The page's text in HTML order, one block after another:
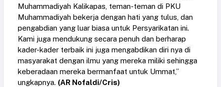
Muhammadiyah Kalikapas, teman-teman di PKU
Muhammadiyah bekerja dengan hati yang tulus, dan
pengabdian yang luar biasa untuk Persyarikatan ini.
Kami juga mendukung secara penuh dan berharap
kader-kader terbaik ini juga mengabdikan diri nya di
masyarakat dengan ilmu yang mereka miliki sehingga
keberadaan mereka bermanfaat untuk Ummat,”
ungkapnya. (AR Nofaldi/Cris)